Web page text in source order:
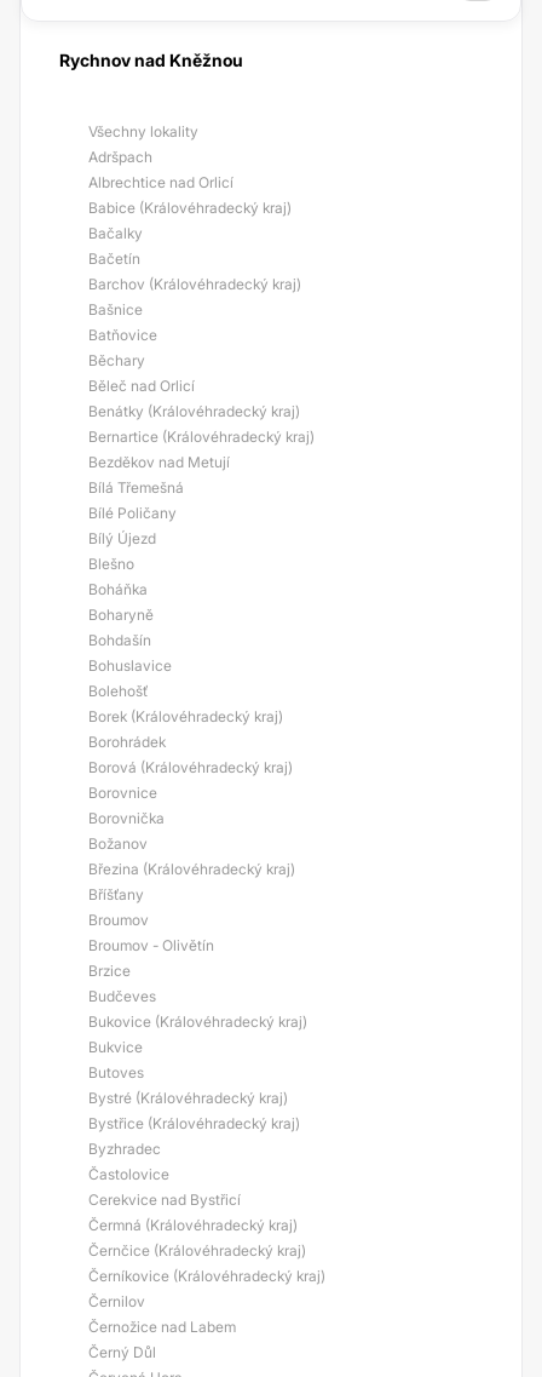
Rychnov nad Kněžnou
Všechny lokality
Adršpach
Albrechtice nad Orlicí
Babice (Královéhradecký kraj)
Bačalky
Bačetín
Barchov (Královéhradecký kraj)
Bašnice
Batňovice
Běchary
Běleč nad Orlicí
Benátky (Královéhradecký kraj)
Bernartice (Královéhradecký kraj)
Bezděkov nad Metují
Bílá Třemešná
Bílé Poličany
Bílý Újezd
Blešno
Boháňka
Boharyně
Bohdašín
Bohuslavice
Bolehošť
Borek (Královéhradecký kraj)
Borohrádek
Borová (Královéhradecký kraj)
Borovnice
Borovnička
Božanov
Březina (Královéhradecký kraj)
Bříšťany
Broumov
Broumov - Olivětín
Brzice
Budčeves
Bukovice (Královéhradecký kraj)
Bukvice
Butoves
Bystré (Královéhradecký kraj)
Bystřice (Královéhradecký kraj)
Byzhradec
Častolovice
Cerekvice nad Bystřicí
Čermná (Královéhradecký kraj)
Černčice (Královéhradecký kraj)
Černíkovice (Královéhradecký kraj)
Černilov
Černožice nad Labem
Černý Důl